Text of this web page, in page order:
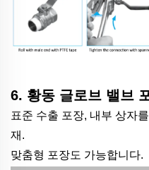
6. 황동 글로브 밸브
표준 수출 포장, 내부 상자
재.
맞춤형 포장도 가능합니다.